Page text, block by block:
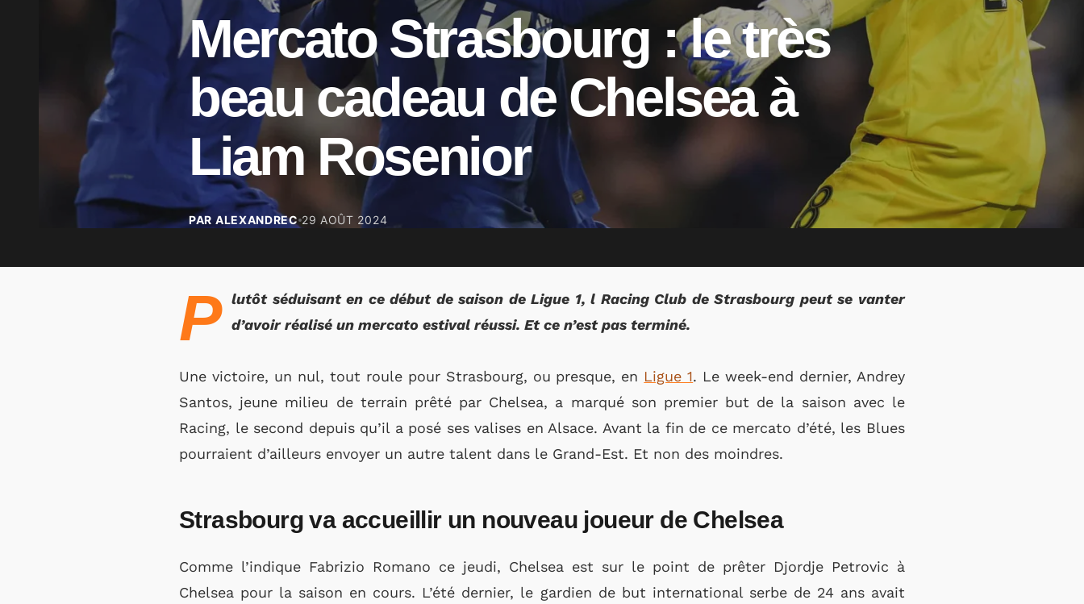
Mercato Strasbourg : le très
beau cadeau de Chelsea à
Liam Rosenior
PAR ALEXANDREC 29 AOÛT 2024
P lutôt séduisant en ce début de saison de Ligue 1, l Racing Club de Strasbourg peut se vanter
d’avoir réalisé un mercato estival réussi. Et ce n’est pas terminé.
Une victoire, un nul, tout roule pour Strasbourg, ou presque, en Ligue 1. Le week-end dernier, Andrey
Santos, jeune milieu de terrain prêté par Chelsea, a marqué son premier but de la saison avec le
Racing, le second depuis qu’il a posé ses valises en Alsace. Avant la fin de ce mercato d’été, les Blues
pourraient d’ailleurs envoyer un autre talent dans le Grand-Est. Et non des moindres.
Strasbourg va accueillir un nouveau joueur de Chelsea
Comme l’indique Fabrizio Romano ce jeudi, Chelsea est sur le point de prêter Djordje Petrovic à
Chelsea pour la saison en cours. L’été dernier, le gardien de but international serbe de 24 ans avait